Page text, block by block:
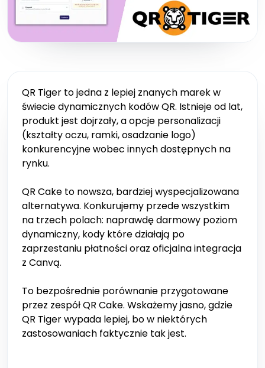
QR Tiger to jedna z lepiej znanych marek w
świecie dynamicznych kodów QR. Istnieje od lat,
produkt jest dojrzały, a opcje personalizacji
(kształty oczu, ramki, osadzanie logo)
konkurencyjne wobec innych dostępnych na
rynku.
QR Cake to nowsza, bardziej wyspecjalizowana
alternatywa. Konkurujemy przede wszystkim
na trzech polach: naprawdę darmowy poziom
dynamiczny, kody które działają po
zaprzestaniu płatności oraz oficjalna integracja
z Canvą.
To bezpośrednie porównanie przygotowane
przez zespół QR Cake. Wskażemy jasno, gdzie
QR Tiger wypada lepiej, bo w niektórych
zastosowaniach faktycznie tak jest.